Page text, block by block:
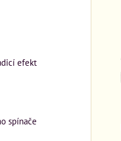
efekt
spínače